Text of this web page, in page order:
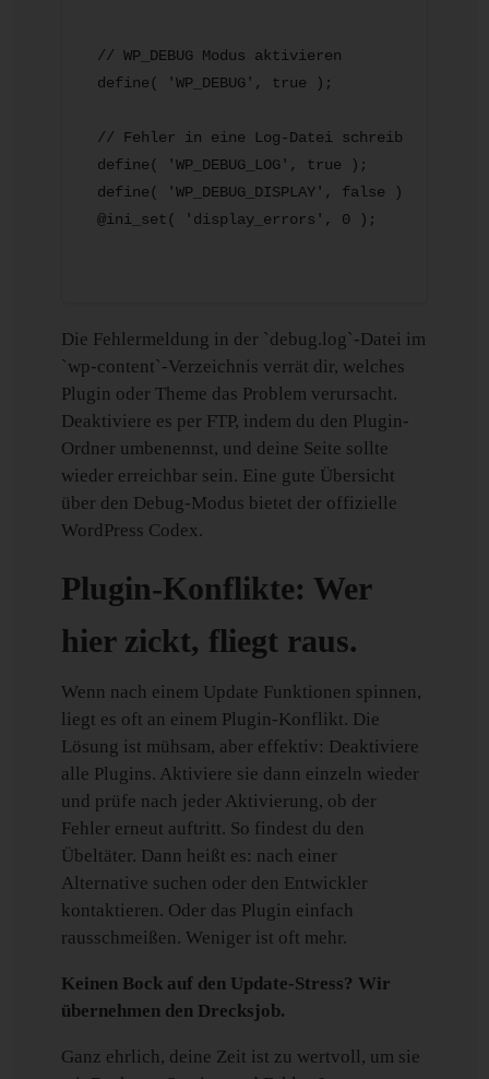
// WP_DEBUG Modus aktivieren
define( 'WP_DEBUG', true );
// Fehler in eine Log-Datei schreiben statt
define( 'WP_DEBUG_LOG', true );
define( 'WP_DEBUG_DISPLAY', false );
Die Fehlermeldung in der `debug.log`-Datei im
`wp-content`-Verzeichnis verrät dir, welches
Plugin oder Theme das Problem verursacht.
Deaktiviere es per FTP, indem du den Plugin-
Ordner umbenennst, und deine Seite sollte
wieder erreichbar sein. Eine gute Übersicht
über den Debug-Modus bietet der offizielle
WordPress Codex.
Plugin-Konflikte: Wer
hier zickt, fliegt raus.
Wenn nach einem Update Funktionen spinnen,
liegt es oft an einem Plugin-Konflikt. Die
Lösung ist mühsam, aber effektiv: Deaktiviere
alle Plugins. Aktiviere sie dann einzeln wieder
und prüfe nach jeder Aktivierung, ob der
Fehler erneut auftritt. So findest du den
Übeltäter. Dann heißt es: nach einer
Alternative suchen oder den Entwickler
kontaktieren. Oder das Plugin einfach
rausschmeißen. Weniger ist oft mehr.
Keinen Bock auf den Update-Stress? Wir
übernehmen den Drecksjob.
Ganz ehrlich, deine Zeit ist zu wertvoll, um sie